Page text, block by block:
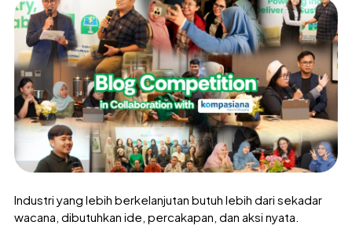
Industri yang lebih berkelanjutan butuh lebih dari sekadar
wacana, dibutuhkan ide, percakapan, dan aksi nyata.